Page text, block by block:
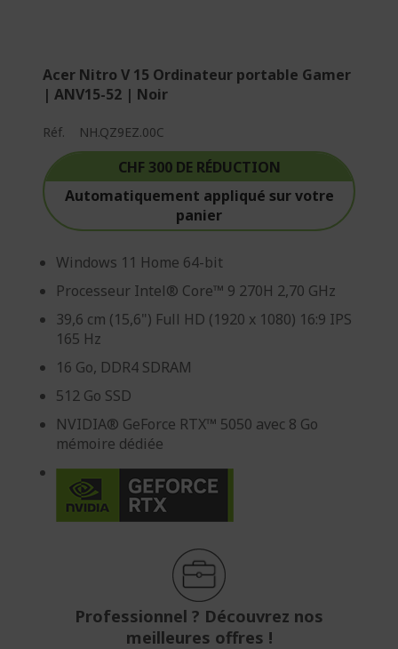
Acer Nitro V 15 Ordinateur portable Gamer
| ANV15-52 | Noir
Réf. NH.QZ9EZ.00C
CHF 300 DE RÉDUCTION
Automatiquement appliqué sur votre
panier
Windows 11 Home 64-bit
Processeur Intel® Core™ 9 270H 2,70 GHz
39,6 cm (15,6") Full HD (1920 x 1080) 16:9 IPS
165 Hz
16 Go, DDR4 SDRAM
512 Go SSD
NVIDIA® GeForce RTX™ 5050 avec 8 Go
mémoire dédiée
Professionnel ? Découvrez nos
meilleures offres !